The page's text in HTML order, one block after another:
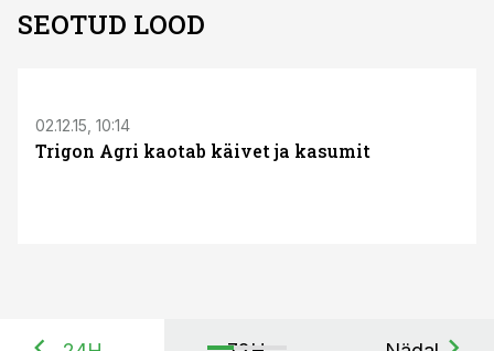
SEOTUD LOOD
02.12.15, 10:14
Trigon Agri kaotab käivet ja kasumit